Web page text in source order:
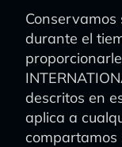
durante el
descritos en
aplica a
compartamos